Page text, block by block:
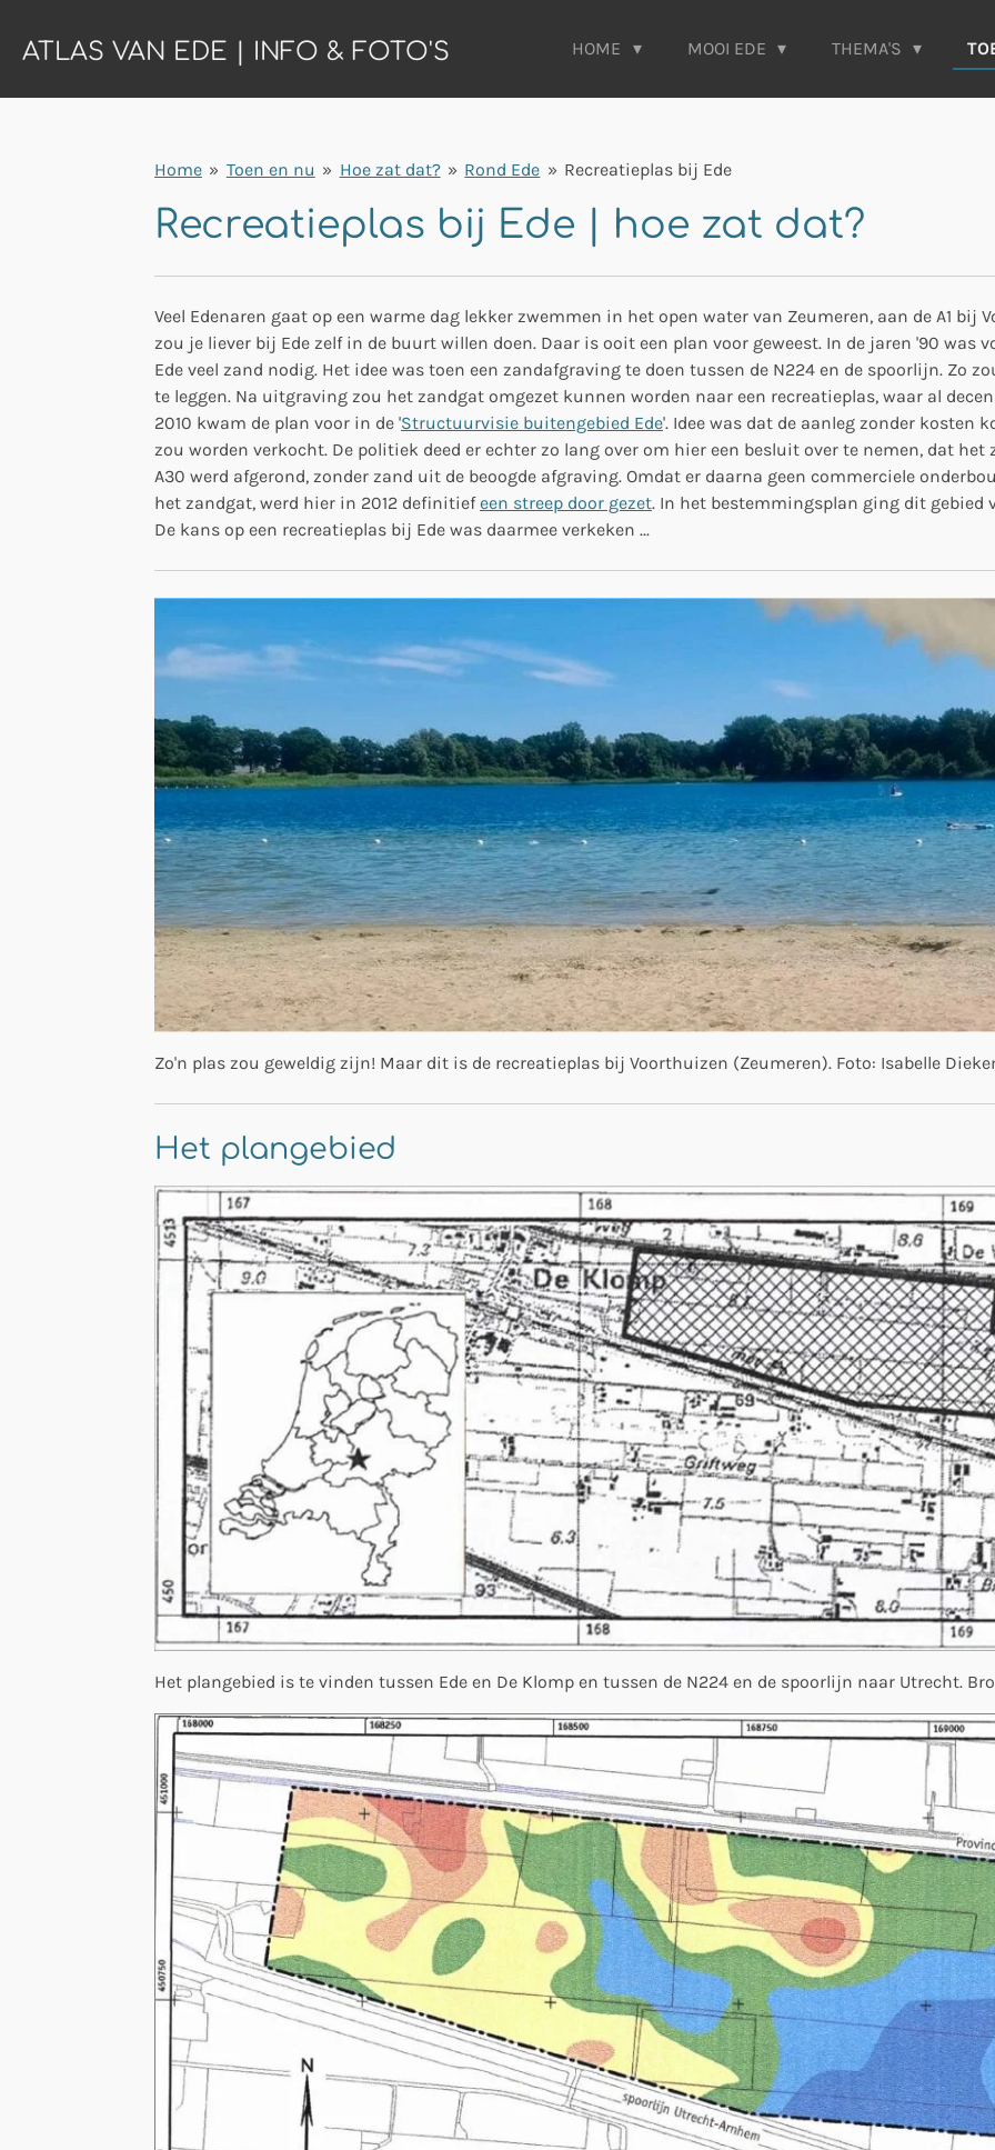
direct
de
ATLAS VAN EDE | INFO & FOTO'S HOME MOOI EDE THEMA'S
Home » Toen en nu » Hoe zat dat? » Rond Ede » Recreatieplas bij Ede
Recreatieplas bij Ede | hoe zat dat?
Veel Edenaren gaat op een warme dag lekker zwemmen in het open water van Zeumeren, aan de A1 bij
zou je liever bij Ede zelf in de buurt willen doen. Daar is ooit een plan voor geweest. In de jaren '90 was
Ede veel zand nodig. Het idee was toen een zandafgraving te doen tussen de N224 en de spoorlijn. Zo
te leggen. Na uitgraving zou het zandgat omgezet kunnen worden naar een recreatieplas, waar al
2010 kwam de plan voor in de 'Structuurvisie buitengebied Ede'. Idee was dat de aanleg zonder kosten
zou worden verkocht. De politiek deed er echter zo lang over om hier een besluit over te nemen, dat het
A30 werd afgerond, zonder zand uit de beoogde afgraving. Omdat er daarna geen commerciele
het zandgat, werd hier in 2012 definitiefeen streep door gezet. In het bestemmingsplan ging dit gebied
De kans op een recreatieplas bij Ede was daarmee verkeken ...
Zo'n plas zou geweldig zijn! Maar dit is de recreatieplas bij Voorthuizen (Zeumeren). Foto: Isabelle
Het plangebied
Het plangebied is te vinden tussen Ede en De Klomp en tussen de N224 en de spoorlijn naar Utrecht.